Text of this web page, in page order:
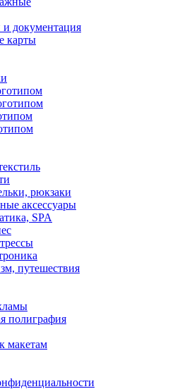
документация
карты
рюкзаки
аксессуары
SPA
путешествия
полиграфия
макетам